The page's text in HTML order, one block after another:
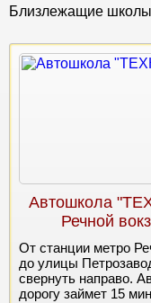
Близлежащие школы
Автошкола
Речной
От станции метро
до улицы
свернуть направо.
дорогу займет 15